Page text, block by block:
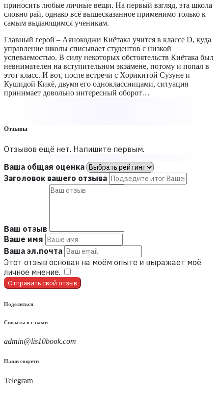
приносить любые личные вещи. На первый взгляд, эта школа
словно рай, однако всё вышесказанное применимо только к
самым выдающимся ученикам.
Главный герой – Аянокоджи Киётака учится в классе D, куда
управление школы списывает студентов с низкой
успеваемостью. В силу некоторых обстоятельств Киётака был
невнимателен на вступительном экзамене, потому и попал в
этот класс. И вот, после встречи с Хорикитой Сузуне и
Кушидой Кикё, двумя его одноклассницами, ситуация
принимает довольно интересный оборот…
Отзывы
Отзывов ещё нет. Напишите первым.
Ваша общая оценка
Заголовок вашего отзыва
Ваш отзыв
Ваше имя
Ваша эл.почта
Этот отзыв основан на моём опыте и выражает моё
личное мнение.
Отправить свой отзыв
Поделиться
Связаться с нами
admin@lis10book.com
Наши соцсети
Telegram